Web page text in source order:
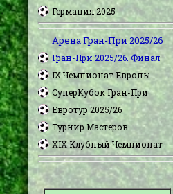
Германия 2025
Арена Гран-При 2025/26
Гран-При 2025/26. Финал
IX Чемпионат Европы
СуперКубок Гран-При
Евротур 2025/26
Турнир Мастеров
XIX Клубный Чемпионат